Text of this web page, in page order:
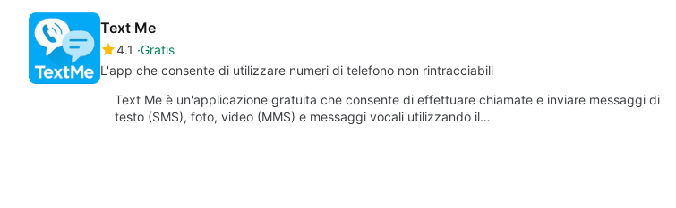
Text Me
4.1 Gratis
L'app che consente di utilizzare numeri di telefono non rintracciabili
Text Me è un'applicazione gratuita che consente di effettuare chiamate e inviare messaggi di
testo (SMS), foto, video (MMS) e messaggi vocali utilizzando il…